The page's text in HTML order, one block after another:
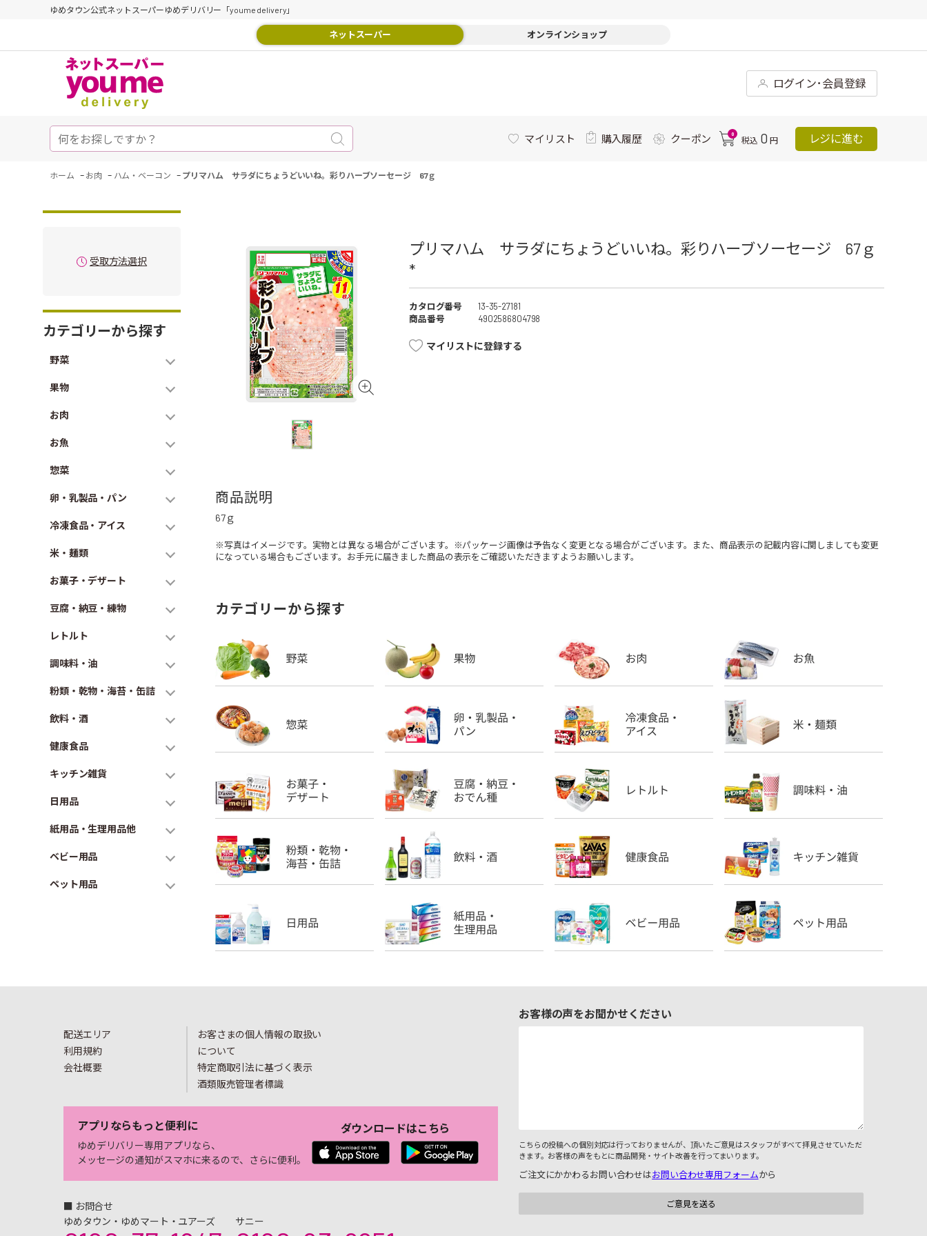
ゆめタウン公式ネットスーパーゆめデリバリー「youme delivery」
ネットスーパー オンラインショップ
ログイン･会員登録
マイリスト 購入履歴 クーポン 0
税込 0 円 レジに進む
ホーム - お肉 - ハム・ベーコン - プリマハム サラダにちょうどいいね。彩りハーブソーセージ 67ｇ
受取方法選択
カテゴリーから探す
野菜
果物
お肉
お魚
惣菜
卵・乳製品・パン
冷凍食品・アイス
米・麺類
お菓子・デザート
豆腐・納豆・練物
レトルト
調味料・油
粉類・乾物・海苔・缶詰
飲料・酒
健康食品
キッチン雑貨
日用品
紙用品・生理用品他
ベビー用品
ペット用品
プリマハム サラダにちょうどいいね。彩りハーブソーセージ 67ｇ
*
カタログ番号
13-35-27181
商品番号
4902586804798
マイリストに登録する
商品説明
67ｇ
※写真はイメージです。実物とは異なる場合がございます。※パッケージ画像は予告なく変更となる場合がございます。また、商品表示の記載内容に関しましても変更
になっている場合もございます。お手元に届きました商品の表示をご確認いただきますようお願いします。
カテゴリーから探す
配送エリア
利用規約
会社概要
お客さまの個人情報の取扱い
について
特定商取引法に基づく表示
酒類販売管理者標識
アプリならもっと便利に
ゆめデリバリー専用アプリなら、
メッセージの通知がスマホに来るので、さらに便利。
ダウンロードはこちら
■ お問合せ
ゆめタウン・ゆめマート・ユアーズ
サニー
お客様の声をお聞かせください
こちらの投稿への個別対応は行っておりませんが、頂いたご意見はスタッフがすべて拝見させていただ
きます。お客様の声をもとに商品開発・サイト改善を行ってまいります。
ご注文にかかわるお問い合わせはお問い合わせ専用フォームから